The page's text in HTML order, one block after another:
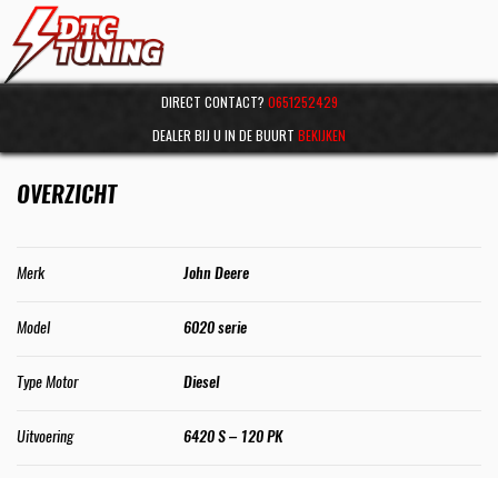
DIRECT CONTACT? 0651252429
DEALER BIJ U IN DE BUURT BEKIJKEN
OVERZICHT
Merk John Deere
Model 6020 serie
Type Motor Diesel
Uitvoering 6420 S – 120 PK